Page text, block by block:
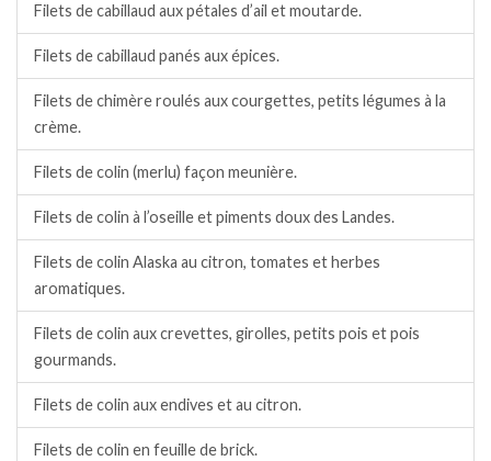
Filets de cabillaud aux pétales d’ail et moutarde.
Filets de cabillaud panés aux épices.
Filets de chimère roulés aux courgettes, petits légumes à la
crème.
Filets de colin (merlu) façon meunière.
Filets de colin à l’oseille et piments doux des Landes.
Filets de colin Alaska au citron, tomates et herbes
aromatiques.
Filets de colin aux crevettes, girolles, petits pois et pois
gourmands.
Filets de colin aux endives et au citron.
Filets de colin en feuille de brick.